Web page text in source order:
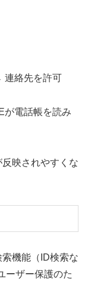
絡先を許可
が電話帳を読み
映されやすくな
機能（ID検索な
ーザー保護のた